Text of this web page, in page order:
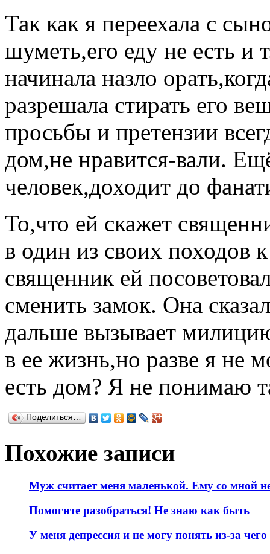
Так как я переехала с
шуметь,его еду не есть и
начинала назло
разрешала стирать его
просьбы и претензии
дом,не нравится-вали.
человек,доходит до
То,что ей скажет
в один из своих походов
священник ей
сменить замок. Она
дальше вызывает
в ее жизнь,но разве я не
есть дом? Я не понимаю
Поделиться…
Похожие записи
Муж считает меня маленькой. Ему со мной
Помогите разобраться! Не знаю как быть
У меня депрессия и не могу понять из-за чего